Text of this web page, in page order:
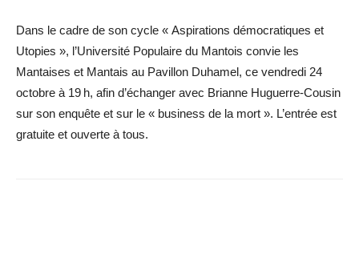
Dans le cadre de son cycle « Aspirations démocratiques et
Utopies », l’Université Populaire du Mantois convie les
Mantaises et Mantais au Pavillon Duhamel, ce vendredi 24
octobre à 19 h, afin d’échanger avec Brianne Huguerre-Cousin
sur son enquête et sur le « business de la mort ». L’entrée est
gratuite et ouverte à tous.